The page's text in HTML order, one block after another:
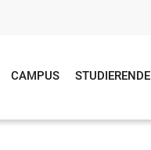
CAMPUS STUDIERENDE